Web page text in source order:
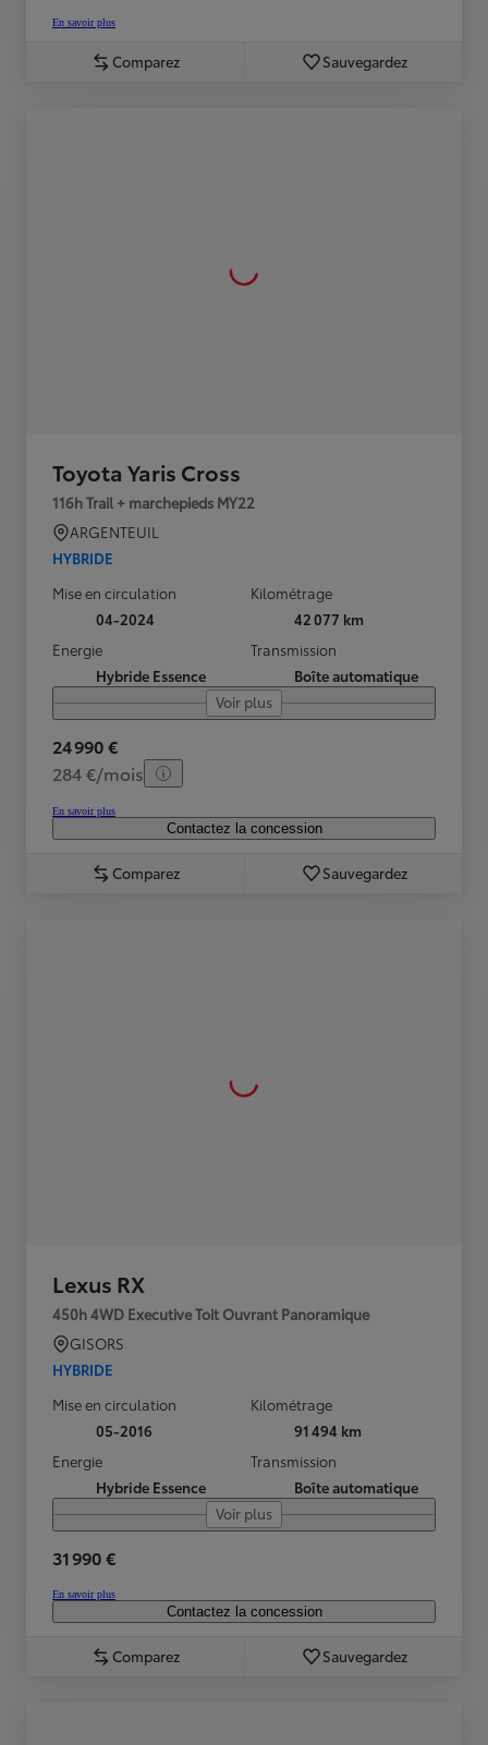
En savoir plus
Comparez Sauvegardez
Toyota Yaris Cross
116h Trail + marchepieds MY22
ARGENTEUIL
HYBRIDE
Mise en circulation
04-2024
Kilométrage
42 077 km
Energie
Hybride Essence
Transmission
Boîte automatique
Voir plus
24 990 €
284 €/mois
En savoir plus
Contactez la concession
Comparez Sauvegardez
Lexus RX
450h 4WD Executive Toit Ouvrant Panoramique
GISORS
HYBRIDE
Mise en circulation
05-2016
Kilométrage
91 494 km
Energie
Hybride Essence
Transmission
Boîte automatique
Voir plus
31 990 €
En savoir plus
Contactez la concession
Comparez Sauvegardez